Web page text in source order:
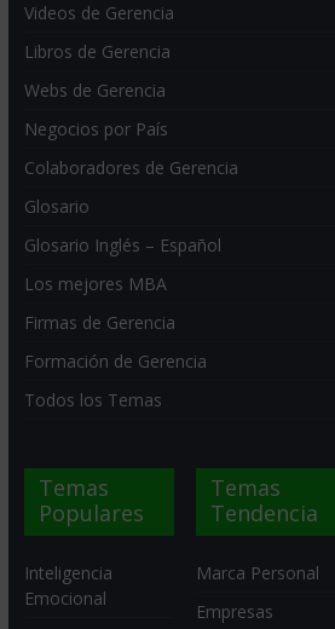
Videos de Gerencia
Libros de Gerencia
Webs de Gerencia
Negocios por País
Colaboradores de Gerencia
Glosario
Glosario Inglés – Español
Los mejores MBA
Firmas de Gerencia
Formación de Gerencia
Todos los Temas
Temas
Populares
Inteligencia
Emocional
Temas
Tendencia
Marca Personal
Empresas